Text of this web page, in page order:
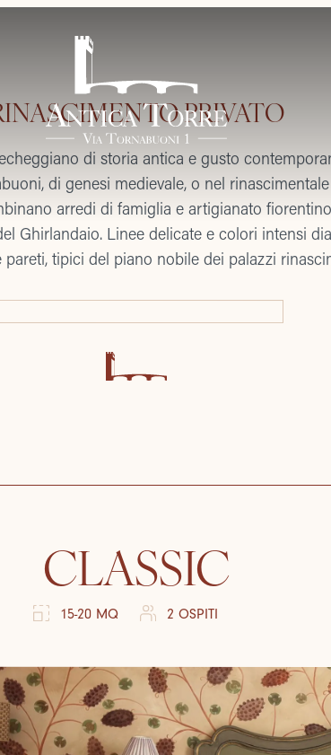
PRIVATO
di storia antica e gusto
di genesi medievale, o nel
arredi di famiglia e artigianato
Ghirlandaio. Linee delicate e colori intensi
tipici del piano nobile dei palazzi
CLASSIC
15-20 MQ 2 OSPITI